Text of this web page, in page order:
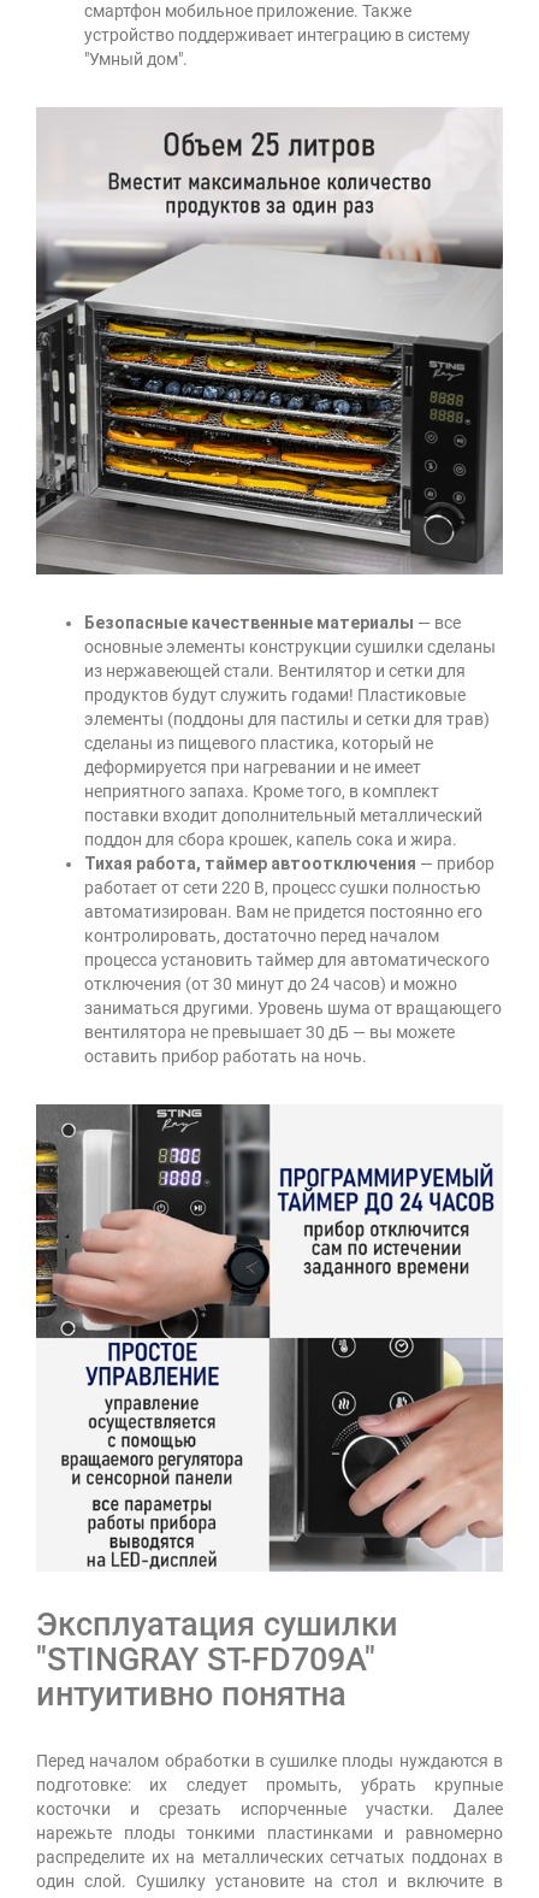
смартфон мобильное приложение. Также
устройство поддерживает интеграцию в систему
"Умный дом".
Безопасные качественные материалы — все
основные элементы конструкции сушилки сделаны
из нержавеющей стали. Вентилятор и сетки для
продуктов будут служить годами! Пластиковые
элементы (поддоны для пастилы и сетки для трав)
сделаны из пищевого пластика, который не
деформируется при нагревании и не имеет
неприятного запаха. Кроме того, в комплект
поставки входит дополнительный металлический
поддон для сбора крошек, капель сока и жира.
Тихая работа, таймер автоотключения — прибор
работает от сети 220 В, процесс сушки полностью
автоматизирован. Вам не придется постоянно его
контролировать, достаточно перед началом
процесса установить таймер для автоматического
отключения (от 30 минут до 24 часов) и можно
заниматься другими. Уровень шума от вращающего
вентилятора не превышает 30 дБ — вы можете
оставить прибор работать на ночь.
Эксплуатация сушилки
"STINGRAY ST-FD709A"
интуитивно понятна
Перед началом обработки в сушилке плоды нуждаются в
подготовке: их следует промыть, убрать крупные
косточки и срезать испорченные участки. Далее
нарежьте плоды тонкими пластинками и равномерно
распределите их на металлических сетчатых поддонах в
один слой. Сушилку установите на стол и включите в